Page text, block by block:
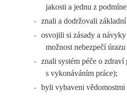
jakosti a jednu z
- znali a dodržovali
-
osvojili si zásady a
možnost nebezpečí
-
znali systém péče o
s vykonáváním práce);
- byli vybaveni vědomostmi